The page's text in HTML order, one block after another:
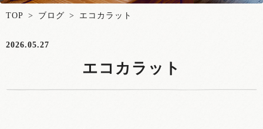
TOP > ブログ > エコカラット
2026.05.27
エコカラット